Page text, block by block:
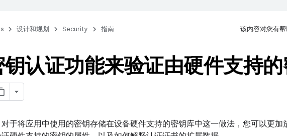
设计和规划 Security 指南 该内容对您有帮
认证功能来验证由硬件支持
于将应用中使用的密钥存储在设备硬件支持的密钥库中这一做法，您可以更加